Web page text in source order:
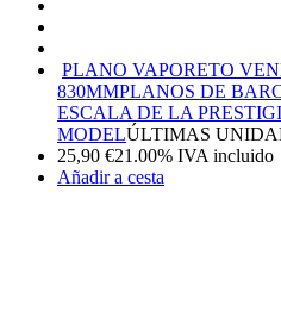
PLANO VAPORETO
830MMPLANOS DE
ESCALA DE LA
MODELÚLTIMAS
25,90 €21.00% IVA incluido
Añadir a cesta